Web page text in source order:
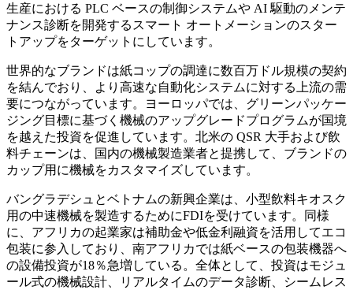
生産における PLC ベースの制御システムや AI 駆動のメンテ
ナンス診断を開発するスマート オートメーションのスター
トアップをターゲットにしています。
世界的なブランドは紙コップの調達に数百万ドル規模の契約
を結んでおり、より高速な自動化システムに対する上流の需
要につながっています。ヨーロッパでは、グリーンパッケー
ジング目標に基づく機械のアップグレードプログラムが国境
を越えた投資を促進しています。北米の QSR 大手および飲
料チェーンは、国内の機械製造業者と提携して、ブランドの
カップ用に機械をカスタマイズしています。
バングラデシュとベトナムの新興企業は、小型飲料キオスク
用の中速機械を製造するためにFDIを受けています。同様
に、アフリカの起業家は補助金や低金利融資を活用してエコ
包装に参入しており、南アフリカでは紙ベースの包装機器へ
の設備投資が18％急増している。全体として、投資はモジュ
ール式の機械設計、リアルタイムのデータ診断、シームレス